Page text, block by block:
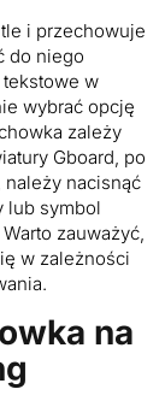
i przechowuje
do niego
tekstowe w
wybrać opcję
zależy
Gboard, po
nacisnąć
lub symbol
zauważyć,
w zależności
na